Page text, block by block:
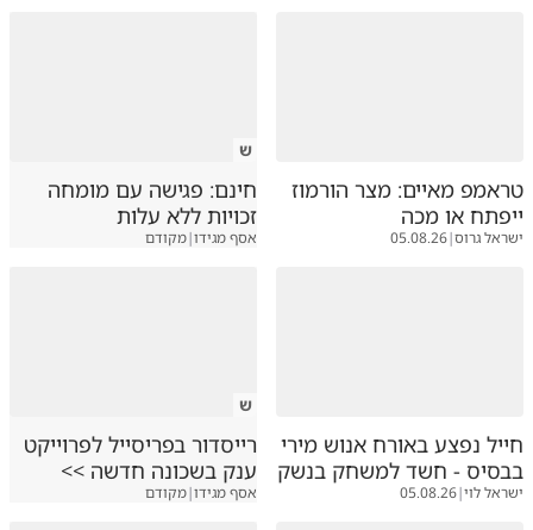
טראמפ מאיים: מצר הורמוז
ייפתח או מכה
ישראל גרוס|
05.08.26
ש
חינם: פגישה עם מומחה
זכויות ללא עלות
אסף מגידו|מקודם
חייל נפצע באורח אנוש מירי
בבסיס - חשד למשחק בנשק
ישראל לוי|
05.08.26
ש
רייסדור בפריסייל לפרוייקט
ענק בשכונה חדשה >>
אסף מגידו|מקודם